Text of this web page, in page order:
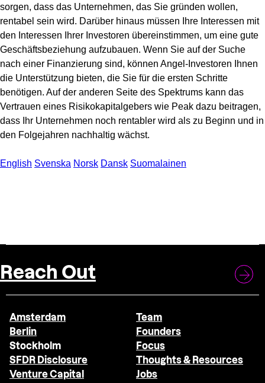
sorgen, dass das Unternehmen, das Sie gründen wollen,
rentabel sein wird. Darüber hinaus müssen Ihre Interessen mit
den Interessen Ihrer Investoren übereinstimmen, um eine gute
Geschäftsbeziehung aufzubauen. Wenn Sie auf der Suche
nach einer Finanzierung sind, können Angel-Investoren Ihnen
die Unterstützung bieten, die Sie für die ersten Schritte
benötigen. Auf der anderen Seite des Spektrums kann das
Vertrauen eines Risikokapitalgebers wie Peak dazu beitragen,
dass Ihr Unternehmen noch rentabler wird als zu Beginn und in
den Folgejahren nachhaltig wächst.
English Svenska Norsk Dansk Suomalainen
Reach Out
Amsterdam
Berlin
Stockholm
SFDR Disclosure
Venture Capital
Team
Founders
Focus
Thoughts & Resources
Jobs